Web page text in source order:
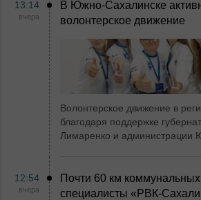
13:14
вчера
В Южно-Сахалинске
волонтерское движение
Волонтерское движение в
благодаря поддержке
Лимаренко и администрации
12:54
вчера
Почти 60 км
специалисты